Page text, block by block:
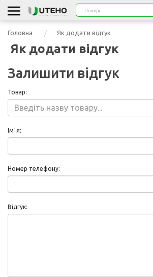
Головна Як додати відгук
Як додати відгук
Залишити відгук
Товар:
Імʼя:
Номер телефону:
Відгук: